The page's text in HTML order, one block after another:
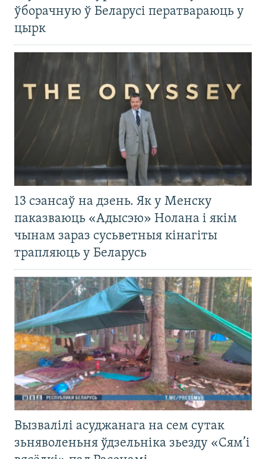
ўборачную ў Беларусі ператвараюць у
цырк
13 сэансаў на дзень. Як у Менску
паказваюць «Адысэю» Нолана і якім
чынам зараз сусьветныя кінагіты
трапляюць у Беларусь
Вызвалілі асуджанага на сем сутак
зьняволеньня ўдзельніка зьезду «Сям’і